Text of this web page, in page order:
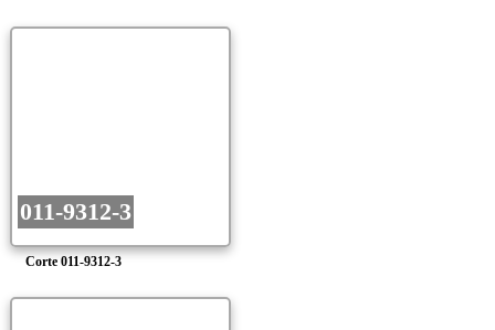
Corte 011-9312-3
011-9312-3